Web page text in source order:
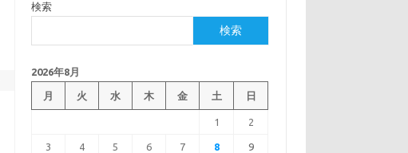
検索
検索
2026年8月
月 火 水 木 金 土 日
1 2
3 4 5 6 7 8 9